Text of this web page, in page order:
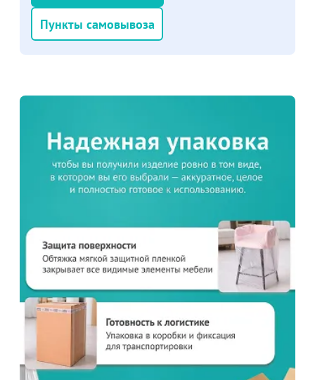
Пункты самовывоза